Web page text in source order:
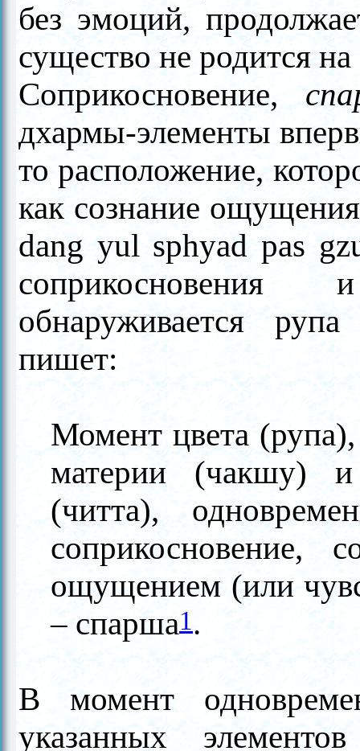
без эмоций,
существо не родится на
Соприкосновение,
дхармы-элементы
то расположение,
как сознание
dang yul sphyad pas
обнаруживается
пишет:
Момент цвета
материи (чакшу) и
(читта),
соприкосновение,
ощущением (или
– спарша1.
В момент
указанных